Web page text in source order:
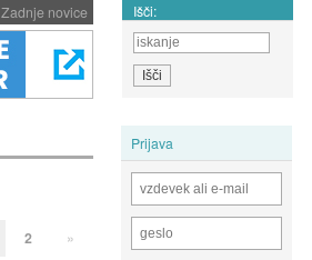
Zadnje novice Išči:
Prijava
2 »